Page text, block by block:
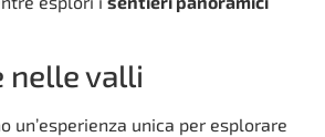
nelle valli
un’esperienza unica per esplorare